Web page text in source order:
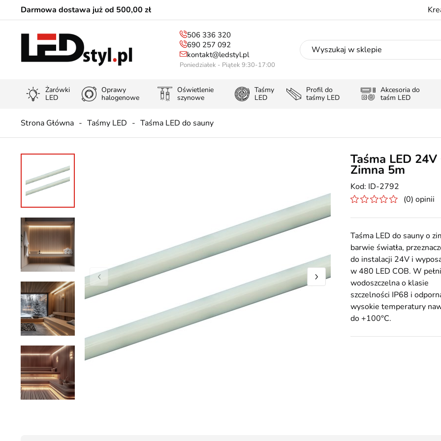
Darmowa dostawa już od 500,00 zł
506 336 320
690 257 092
kontakt@ledstyl.pl
Poniedziałek - Piątek 9:30-17:00
Żarówki
LED
Oprawy
halogenowe
Oświetlenie
szynowe
Taśmy
LED
Profil do
taśmy LED
Akcesoria do
taśm LED
Strona Główna Taśmy LED Taśma LED do sauny
Taśma LED
Zimna 5m
ID-2792
(0) opinii
Taśma LED do sauny o
barwie światła,
do instalacji 24V i
w 480 LED COB. W pełni
wodoszczelna o klasie
szczelności IP68 i
wysokie temperatury
do +100°C.